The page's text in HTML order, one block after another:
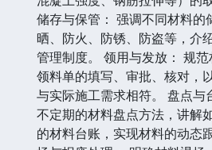
储存与保管： 强调不同材料的
晒、防火、防锈、防盗等，介
管理制度。 领用与发放： 规
领料单的填写、审批、核对，
与实际施工需求相符。 盘点与
不定期的材料盘点方法，讲解
的材料台账，实现材料的动态